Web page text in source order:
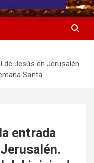
holísticas, cursos,
de Jesús en Jerusalén.
Santa
entrada